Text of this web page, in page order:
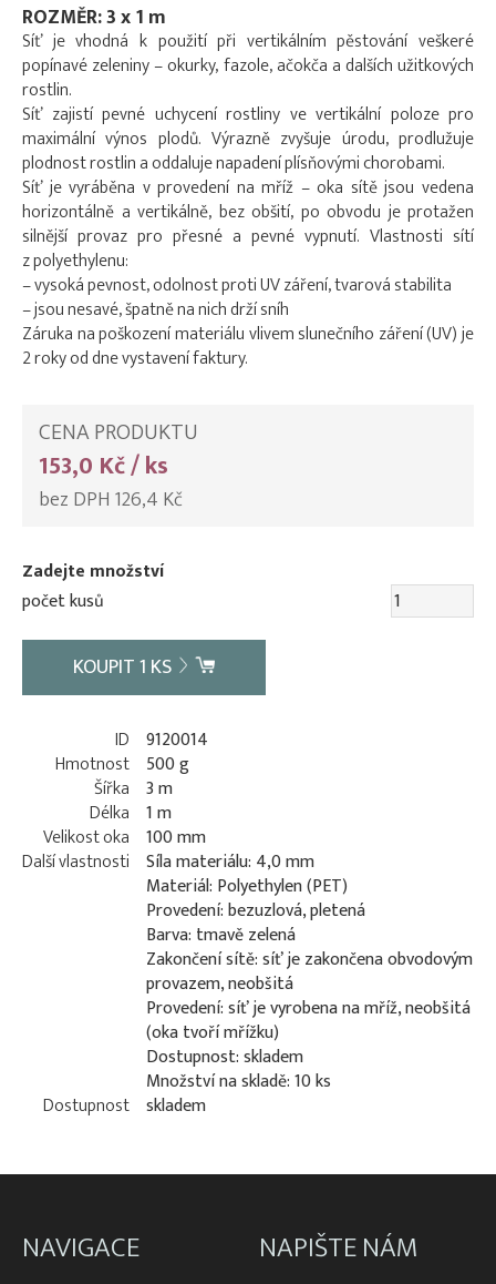
ROZMĚR: 3 x 1 m
Síť je vhodná k použití při vertikálním pěstování veškeré
popínavé zeleniny – okurky, fazole, ačokča a dalších užitkových
rostlin.
Síť zajistí pevné uchycení rostliny ve vertikální poloze pro
maximální výnos plodů. Výrazně zvyšuje úrodu, prodlužuje
plodnost rostlin a oddaluje napadení plísňovými chorobami.
Síť je vyráběna v provedení na mříž – oka sítě jsou vedena
horizontálně a vertikálně, bez obšití, po obvodu je protažen
silnější provaz pro přesné a pevné vypnutí. Vlastnosti sítí
z polyethylenu:
– vysoká pevnost, odolnost proti UV záření, tvarová stabilita
– jsou nesavé, špatně na nich drží sníh
Záruka na poškození materiálu vlivem slunečního záření (UV) je
2 roky od dne vystavení faktury.
CENA PRODUKTU
153,0 Kč / ks
bez DPH 126,4 Kč
Zadejte množství
počet kusů
KOUPIT1 KS
ID 9120014
Hmotnost 500 g
Šířka 3 m
Délka 1 m
Velikost oka 100 mm
Další vlastnosti Síla materiálu: 4,0 mm
Materiál: Polyethylen (PET)
Provedení: bezuzlová, pletená
Barva: tmavě zelená
Zakončení sítě: síť je zakončena obvodovým
provazem, neobšitá
Provedení: síť je vyrobena na mříž, neobšitá
(oka tvoří mřížku)
Dostupnost: skladem
Množství na skladě: 10 ks
Dostupnost skladem
NAVIGACE NAPIŠTE NÁM